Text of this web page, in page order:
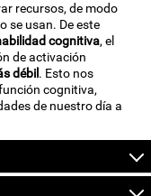
recursos, de modo
se usan. De este
cognitiva, el
de activación
débil . Esto nos
cognitiva,
de nuestro día a